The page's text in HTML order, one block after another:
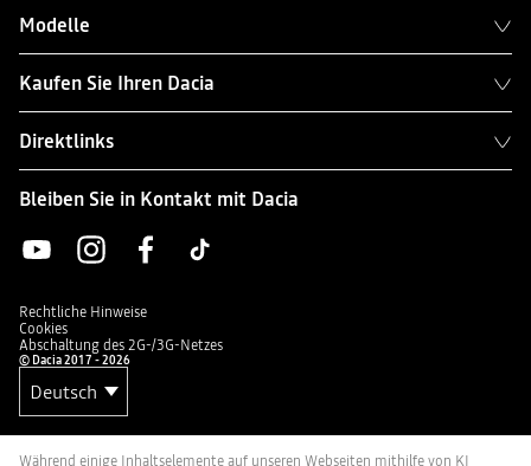
Modelle
Kaufen Sie Ihren Dacia
Direktlinks
Bleiben Sie in Kontakt mit Dacia
Rechtliche Hinweise
Cookies
Abschaltung des 2G-/3G-Netzes
© Dacia 2017 - 2026
Während einige Inhaltselemente auf unseren Webseiten mithilfe von KI